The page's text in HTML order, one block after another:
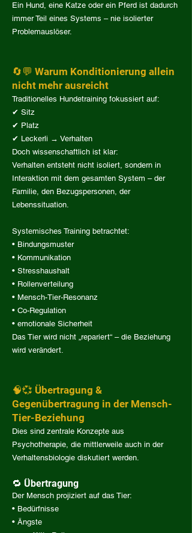
Ein Hund, eine Katze oder ein Pferd ist dadurch
immer Teil eines Systems – nie isolierter
Problemauslöser.
🔄💬 Warum Konditionierung allein
nicht mehr ausreicht
Traditionelles Hundetraining fokussiert auf:
✔ Sitz
✔ Platz
✔ Leckerli → Verhalten
Doch wissenschaftlich ist klar:
Verhalten entsteht nicht isoliert, sondern in
Interaktion mit dem gesamten System – der
Familie, den Bezugspersonen, der
Lebenssituation.
Systemisches Training betrachtet:
• Bindungsmuster
• Kommunikation
• Stresshaushalt
• Rollenverteilung
• Mensch-Tier-Resonanz
• Co-Regulation
• emotionale Sicherheit
Das Tier wird nicht „repariert“ – die Beziehung
wird verändert.
🧠💞 Übertragung &
Gegenübertragung in der Mensch-
Tier-Beziehung
Dies sind zentrale Konzepte aus
Psychotherapie, die mittlerweile auch in der
Verhaltensbiologie diskutiert werden.
🔁 Übertragung
Der Mensch projiziert auf das Tier:
• Bedürfnisse
• Ängste